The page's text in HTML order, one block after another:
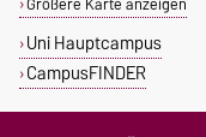
Uni Hauptcampus
CampusFINDER